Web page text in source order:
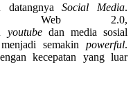
datangnyaSocial Media.
Web 2.0,
youtubedan media sosial
semakin powerful.
kecepatan yang luar